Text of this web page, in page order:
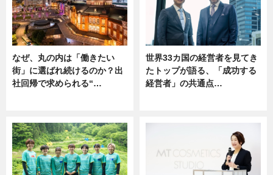
なぜ、丸の内は「働きたい
街」に選ばれ続けるのか？出
社回帰で求められる“…
世界33カ国の経営者を見てき
たトップが語る、「成功する
経営者」の共通点…